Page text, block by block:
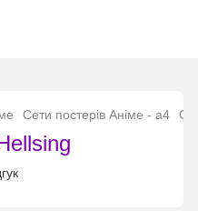
Сети постерів Аніме - а4